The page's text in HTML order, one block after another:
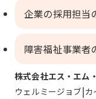
企業の採用担当
障害福祉事業者
株式会社エス・エム
ウェルミージョブ カ